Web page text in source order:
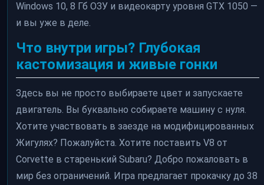
Windows 10, 8 Гб ОЗУ и видеокарту уровня GTX 1050 —
и вы уже в деле.
Что внутри игры? Глубокая
кастомизация и живые гонки
Здесь вы не просто выбираете цвет и запускаете
двигатель. Вы буквально собираете машину с нуля.
Хотите участвовать в заезде на модифицированных
Жигулях? Пожалуйста. Хотите поставить V8 от
Corvette в старенький Subaru? Добро пожаловать в
мир без ограничений. Игра предлагает прокачку до 38